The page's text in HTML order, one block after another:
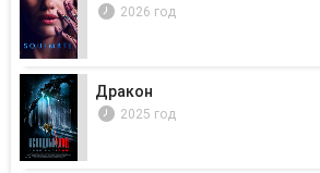
2026 год
Дракон
2025 год